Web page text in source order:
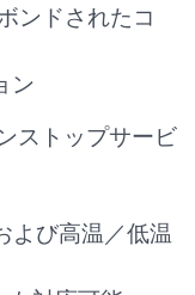
ンドされたコ
ン
ストップサービ
よび高温／低温